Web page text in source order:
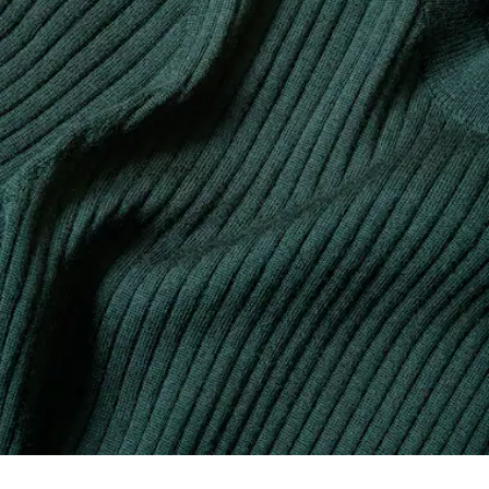
Farblich abgestimmtes, gesticktes Krokodil auf der
Brust
BÜGELN MIT GERINGER TEMPERATUR 110
GRAD CELSIUS
SCHONEND REINIGEN MIT
PERCHLORETHYLEN
LIEGEND TROCKNEN IM SCHATTEN
Ökosystems... kein einziger Faden wird ohne die Aufsicht
des Krokodils gewebt.
Erfahren Sie hier mehr